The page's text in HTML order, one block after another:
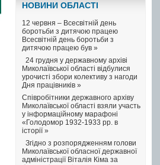
НОВИНИ ОБЛАСТI
12 червня – Всесвітній день
боротьби з дитячою працею
Всесвітній день боротьби з
дитячою працею був »
24 грудня у державному архіві
Миколаївської області відбулися
урочисті збори колективу з нагоди
Дня працівників »
Співробітники державного архіву
Миколаївської області взяли участь
у інформаційному марафоні
«Голодомор 1932-1933 рр. в
історії »
Згідно з розпорядженням голови
Миколаївської обласної державної
адміністрації Віталія Кіма за